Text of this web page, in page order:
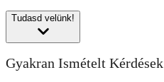
Tudasd velünk!
Gyakran Ismételt Kérdések